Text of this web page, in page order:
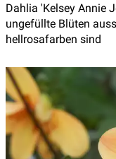
Dahlia 'Kelsey Annie
ungefüllte Blüten
hellrosafarben sind